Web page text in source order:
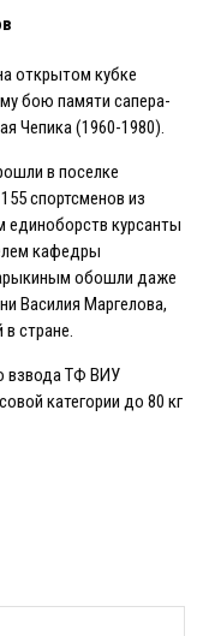
открытом кубке
бою памяти сапера-
Чепика (1960-1980).
в поселке
спортсменов из
единоборств курсанты
кафедры
обошли даже
Василия Маргелова,
стране.
взвода ТФ ВИУ
категории до 80 кг